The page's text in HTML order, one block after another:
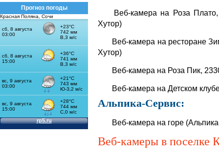
Прогноз погоды
Красная Поляна, Сочи
Веб-камера на Роза
Хутор)
Веб-камера на ресторане
Хутор)
Веб-камера на Роза Пик,
Веб-камера на Детском
Альпика-Сервис:
Веб-камера на горе
Веб-камеры в поселке